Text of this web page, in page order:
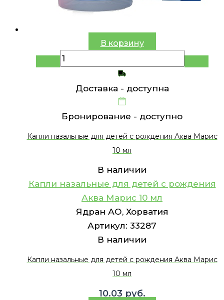
В корзину
Доставка - доступна
Бронирование - доступно
Капли назальные для детей с рождения Аква Марис
10 мл
В наличии
Капли назальные для детей с рождения
Аква Марис 10 мл
Ядран АО, Хорватия
Артикул: 33287
В наличии
Капли назальные для детей с рождения Аква Марис
10 мл
10.03 руб.